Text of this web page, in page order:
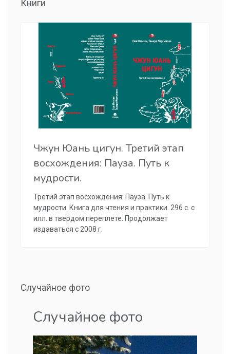
Книги
Чжун Юань цигун. Третий этап
восхождения: Пауза. Путь к
мудрости.
Третий этап восхождения: Пауза. Путь к
мудрости. Книга для чтения и практики. 296 с. с
илл. в твердом переплете. Продолжает
издаваться с 2008 г.
Случайное фото
Случайное фото